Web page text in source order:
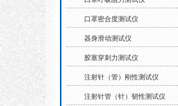
口罩密合度测试仪
器身滑动测试仪
胶塞穿刺力测试仪
注射针（管）刚性测试仪
注射针管（针）韧性测试仪